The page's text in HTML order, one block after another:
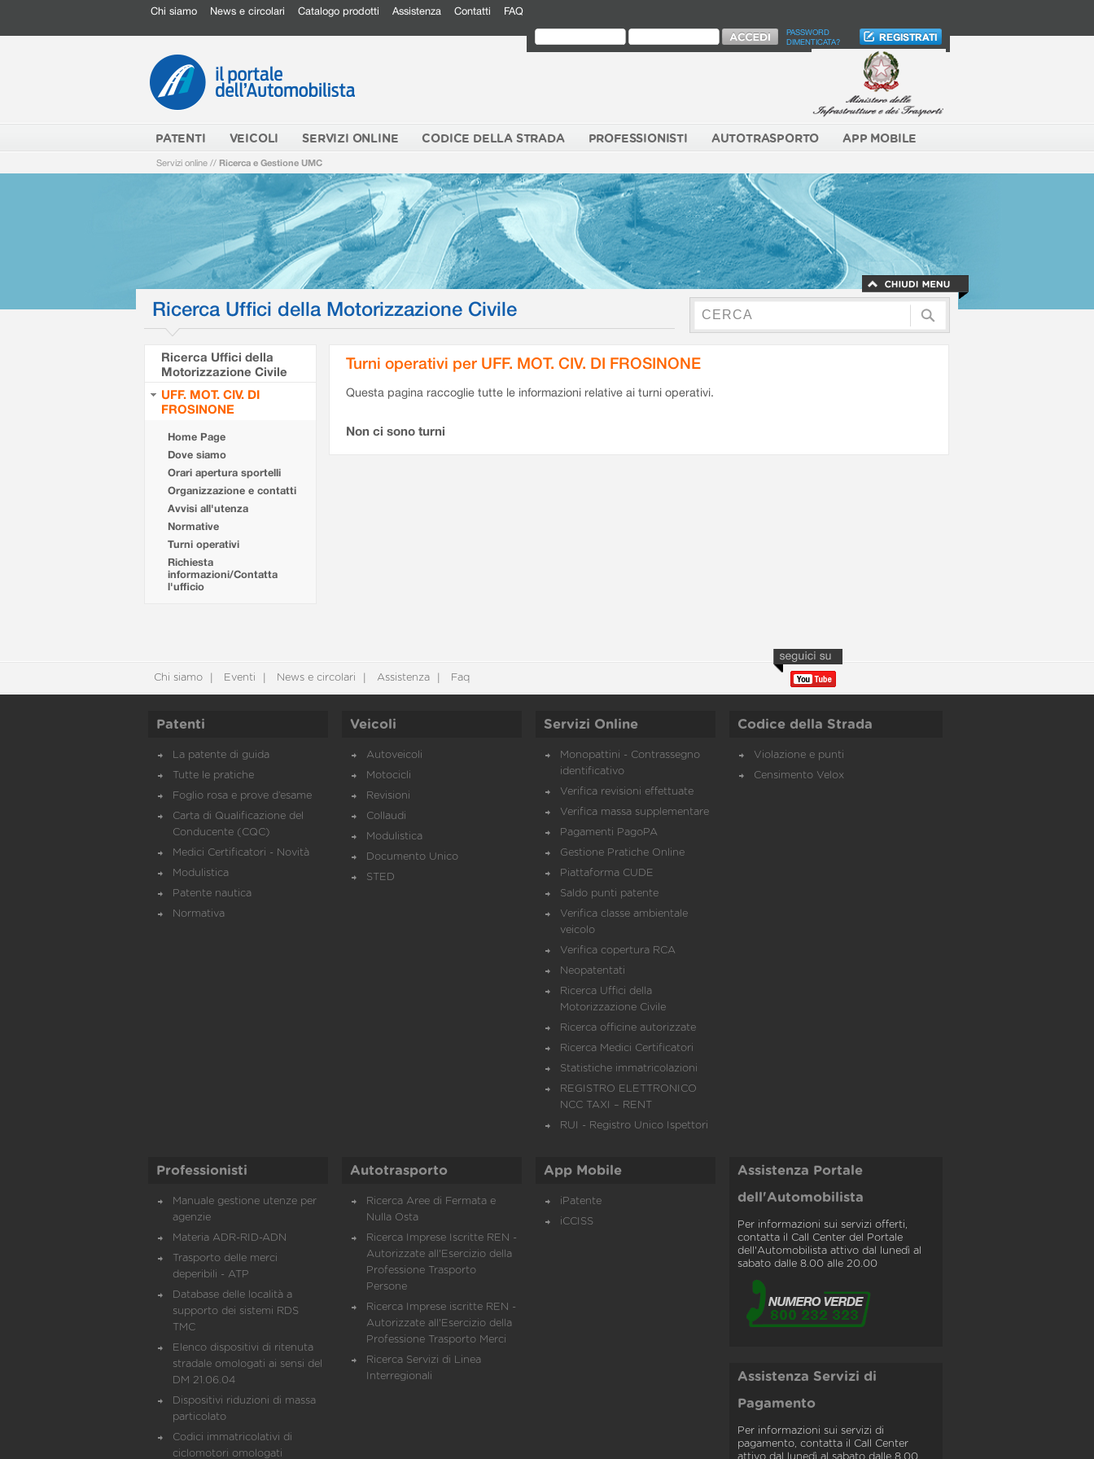
Chi siamo News e circolari Catalogo prodotti Assistenza Contatti FAQ
PASSWORD
DIMENTICATA?
PATENTI VEICOLI SERVIZI ONLINE CODICE DELLA STRADA PROFESSIONISTI AUTOTRASPORTO APP MOBILE
Servizi online // Ricerca e Gestione UMC
Ricerca Uffici della Motorizzazione Civile
Ricerca Uffici della
Motorizzazione Civile
UFF. MOT. CIV. DI
FROSINONE
Home Page
Dove siamo
Orari apertura sportelli
Organizzazione e contatti
Avvisi all'utenza
Normative
Turni operativi
Richiesta
informazioni/Contatta
l'ufficio
Turni operativi per UFF. MOT. CIV. DI FROSINONE
Questa pagina raccoglie tutte le informazioni relative ai turni operativi.
Non ci sono turni
Chi siamo Eventi News e circolari Assistenza Faq
Patenti
La patente di guida
Tutte le pratiche
Foglio rosa e prove d’esame
Carta di Qualificazione del
Conducente (CQC)
Medici Certificatori - Novità
Modulistica
Patente nautica
Normativa
Veicoli
Autoveicoli
Motocicli
Revisioni
Collaudi
Modulistica
Documento Unico
STED
Servizi Online
Monopattini - Contrassegno
identificativo
Verifica revisioni effettuate
Verifica massa supplementare
Pagamenti PagoPA
Gestione Pratiche Online
Piattaforma CUDE
Saldo punti patente
Verifica classe ambientale
veicolo
Verifica copertura RCA
Neopatentati
Ricerca Uffici della
Motorizzazione Civile
Ricerca officine autorizzate
Ricerca Medici Certificatori
Statistiche immatricolazioni
REGISTRO ELETTRONICO
NCC TAXI – RENT
RUI - Registro Unico Ispettori
Codice della Strada
Violazione e punti
Censimento Velox
Professionisti
Manuale gestione utenze per
agenzie
Materia ADR-RID-ADN
Trasporto delle merci
deperibili - ATP
Database delle località a
supporto dei sistemi RDS
TMC
Elenco dispositivi di ritenuta
stradale omologati ai sensi del
DM 21.06.04
Dispositivi riduzioni di massa
particolato
Codici immatricolativi di
ciclomotori omologati
Autotrasporto
Ricerca Aree di Fermata e
Nulla Osta
Ricerca Imprese Iscritte REN -
Autorizzate all'Esercizio della
Professione Trasporto
Persone
Ricerca Imprese iscritte REN -
Autorizzate all'Esercizio della
Professione Trasporto Merci
Ricerca Servizi di Linea
Interregionali
App Mobile
iPatente
iCCISS
Assistenza Portale
dell'Automobilista
Per informazioni sui servizi offerti,
contatta il Call Center del Portale
dell'Automobilista attivo dal lunedì al
sabato dalle 8.00 alle 20.00
Assistenza Servizi di
Pagamento
Per informazioni sui servizi di
pagamento, contatta il Call Center